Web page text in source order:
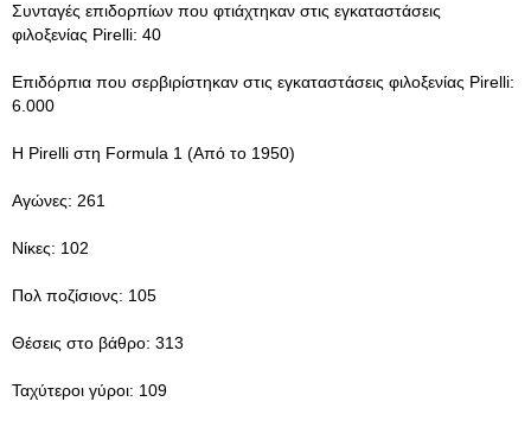
Συνταγές επιδορπίων που φτιάχτηκαν στις εγκαταστάσεις
φιλοξενίας Pirelli: 40
Επιδόρπια που σερβιρίστηκαν στις εγκαταστάσεις φιλοξενίας Pirelli:
6.000
Η Pirelli στη Formula 1 (Από το 1950)
Αγώνες: 261
Νίκες: 102
Πολ ποζίσιονς: 105
Θέσεις στο βάθρο: 313
Ταχύτεροι γύροι: 109